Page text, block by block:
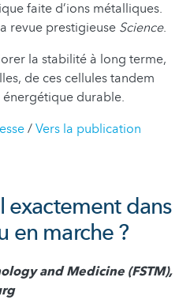
faite d’ions métalliques.
revue prestigieuse Science.
la stabilité à long terme,
de ces cellules tandem
énergétique durable.
/Vers la publication
exactement dans
en marche ?
and Medicine (FSTM),